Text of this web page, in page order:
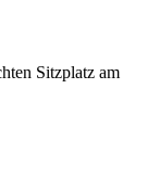
Sitzplatz am